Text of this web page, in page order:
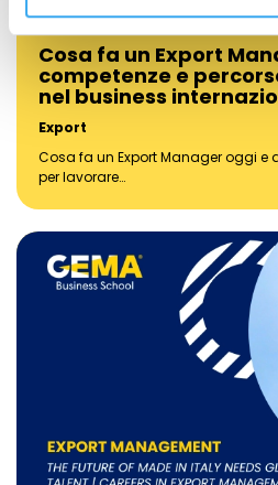
Cosa fa un Export
competenze e
nel business
Export
Cosa fa un Export Manager oggi e
per lavorare…